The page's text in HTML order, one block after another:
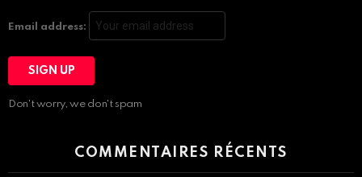
Email address:
Don't worry, we don't spam
COMMENTAIRES RÉCENTS